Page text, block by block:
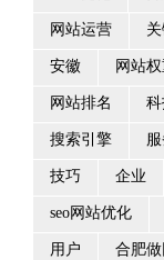
网站运营 关
安徽 网站
网站排名
搜索引擎
技巧 企业
seo网站优化
用户 合肥